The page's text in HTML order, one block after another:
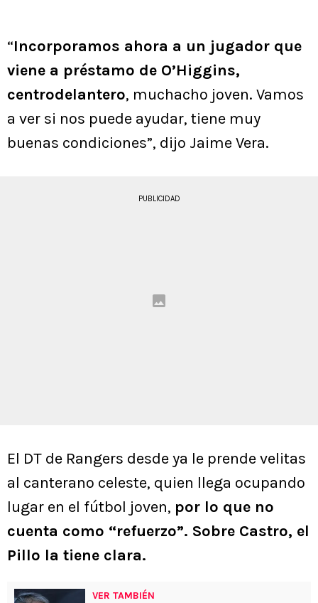
“Incorporamos ahora a un jugador que
viene a préstamo de O’Higgins,
centrodelantero, muchacho joven. Vamos
a ver si nos puede ayudar, tiene muy
buenas condiciones”, dijo Jaime Vera.
PUBLICIDAD
El DT de Rangers desde ya le prende velitas
al canterano celeste, quien llega ocupando
lugar en el fútbol joven, por lo que no
cuenta como “refuerzo”. Sobre Castro, el
Pillo la tiene clara.
VER TAMBIÉN